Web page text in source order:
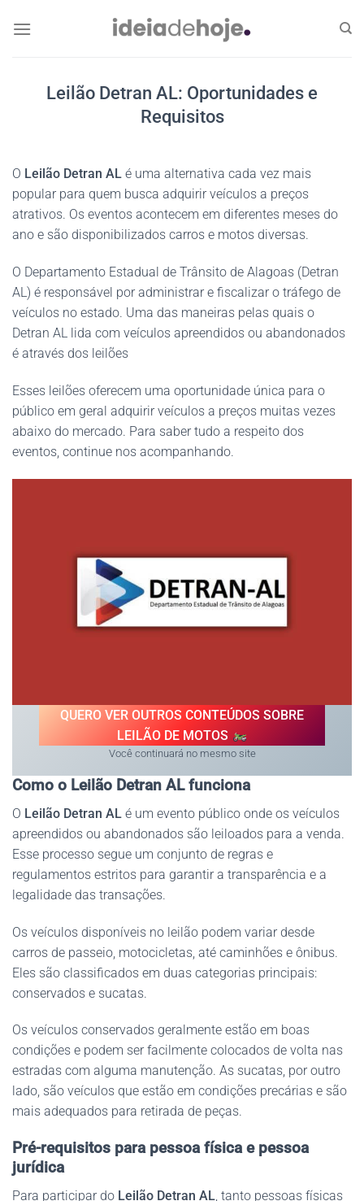
Leilão Detran AL: Oportunidades e
Requisitos
O Leilão Detran AL é uma alternativa cada vez mais
popular para quem busca adquirir veículos a preços
atrativos. Os eventos acontecem em diferentes meses do
ano e são disponibilizados carros e motos diversas.
O Departamento Estadual de Trânsito de Alagoas (Detran
AL) é responsável por administrar e fiscalizar o tráfego de
veículos no estado. Uma das maneiras pelas quais o
Detran AL lida com veículos apreendidos ou abandonados
é através dos leilões
Esses leilões oferecem uma oportunidade única para o
público em geral adquirir veículos a preços muitas vezes
abaixo do mercado. Para saber tudo a respeito dos
eventos, continue nos acompanhando.
QUERO VER OUTROS CONTEÚDOS SOBRE
LEILÃO DE MOTOS
Você continuará no mesmo site
Como o Leilão Detran AL funciona
O Leilão Detran AL é um evento público onde os veículos
apreendidos ou abandonados são leiloados para a venda.
Esse processo segue um conjunto de regras e
regulamentos estritos para garantir a transparência e a
legalidade das transações.
Os veículos disponíveis no leilão podem variar desde
carros de passeio, motocicletas, até caminhões e ônibus.
Eles são classificados em duas categorias principais:
conservados e sucatas.
Os veículos conservados geralmente estão em boas
condições e podem ser facilmente colocados de volta nas
estradas com alguma manutenção. As sucatas, por outro
lado, são veículos que estão em condições precárias e são
mais adequados para retirada de peças.
Pré-requisitos para pessoa física e pessoa
jurídica
Para participar do Leilão Detran AL , tanto pessoas físicas